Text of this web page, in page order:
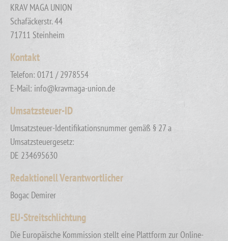
KRAV MAGA UNION
Schafäckerstr. 44
71711 Steinheim
Kontakt
Telefon: 0171 / 2978554
E-Mail: info@kravmaga-union.de
Umsatzsteuer-ID
Umsatzsteuer-Identifikationsnummer gemäß § 27 a
Umsatzsteuergesetz:
DE 234695630
Redaktionell Verantwortlicher
Bogac Demirer
EU-Streitschlichtung
Die Europäische Kommission stellt eine Plattform zur Online-